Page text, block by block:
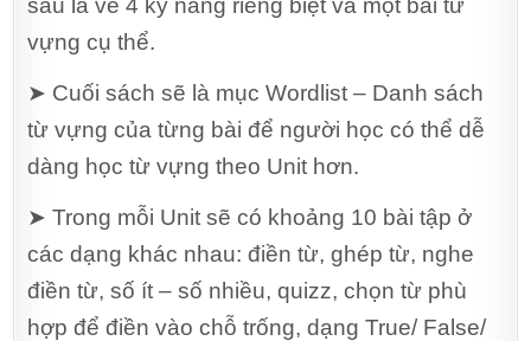
sau là về 4 kỹ năng riêng biệt và một bài từ
vựng cụ thể.
➤ Cuối sách sẽ là mục Wordlist – Danh sách
từ vựng của từng bài để người học có thể dễ
dàng học từ vựng theo Unit hơn.
➤ Trong mỗi Unit sẽ có khoảng 10 bài tập ở
các dạng khác nhau: điền từ, ghép từ, nghe
điền từ, số ít – số nhiều, quizz, chọn từ phù
hợp để điền vào chỗ trống, dạng True/ False/